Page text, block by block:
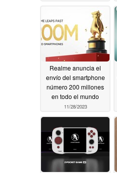
Realme anuncia el
envío del smartphone
número 200 millones
en todo el mundo
11/28/2023